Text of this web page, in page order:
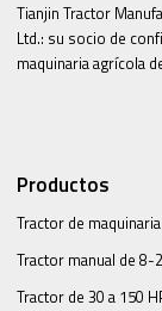
Tianjin Tractor
Ltd.: su socio de
maquinaria agrícola
Productos
Tractor de
Tractor manual de 8-
Tractor de 30 a 150